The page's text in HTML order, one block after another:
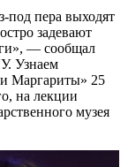
под пера выходят
задевают
— сообщал
Узнаем
и Маргариты» 25
на лекции
музея